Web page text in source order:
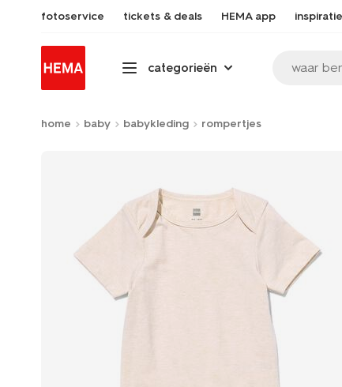
fotoservice tickets & deals HEMA app inspiratie
categorieën waar
home baby babykleding rompertjes